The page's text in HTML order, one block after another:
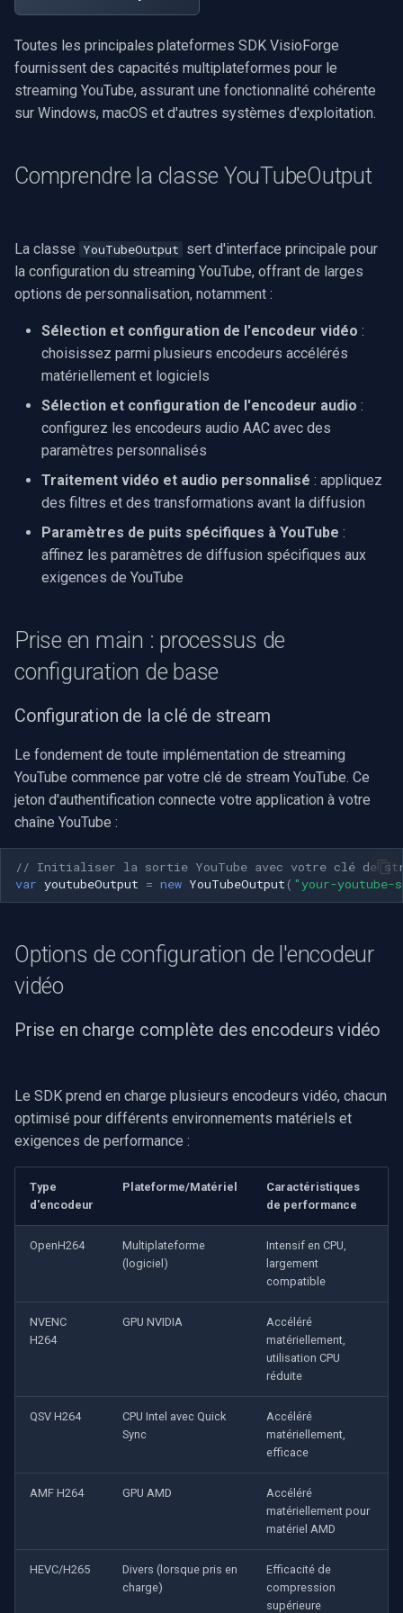
h
e
en charge
Exemple de configuration
de l'encodeur audio
Stratégies d'optimisation
Fonctionnalités spécifiques
Considérations
d'implémentation macOS
Couche de compatibilité
multiplateforme
Bonnes pratiques pour un
streaming optimal
Sélection d'encodeur
sensible au matériel
optimisés pour YouTube
Gestion robuste des erreurs
Exemples d'implémentation
complets
VideoCaptureCoreX/VideoEditCoreX
Implémentation avec le
Media Blocks SDK
Dépannage des problèmes
courants
Problèmes d'initialisation
Échecs de connexion au flux
performances
supplémentaires
audio
Moteurs X
rendu vidéo WinForms
Texte sur une image vidéo
Désinstaller un filtre
VideoView définir une image
personnalisée
Zoom sur une image vidéo
Zoom vidéo plusieurs
moteurs de rendu
Serveur RTSP
Compositeur de vidéo en
direct
ElevenLabs
Decklink
NVIDIA
AMA
OpenCV
AWS
Spécifique à Windows
Spécifique à Linux
Pelco
Swann
GeoVision
Cisco
Grandstream
FLIR / Teledyne
Milesight
Zmodo
Arecont Vision
LG
Linksys
LTS
Q-See
Speco Technologies
EverFocus
ABUS
Basler
Mobotix
Avigilon
LILIN
Zavio
CP Plus
Sanyo
BrickCom
Edimax
Tiandy
Wisenet
Crossbar d'entrée vidéo
Moteur de rendu vidéo
Toutes les principales plateformes SDK VisioForge
fournissent des capacités multiplateformes pour le
streaming YouTube, assurant une fonctionnalité cohérente
sur Windows, macOS et d'autres systèmes d'exploitation.
Comprendre la classe YouTubeOutput
La classe YouTubeOutput sert d'interface principale pour
la configuration du streaming YouTube, offrant de larges
options de personnalisation, notamment :
Sélection et configuration de l'encodeur vidéo :
choisissez parmi plusieurs encodeurs accélérés
matériellement et logiciels
Sélection et configuration de l'encodeur audio :
configurez les encodeurs audio AAC avec des
paramètres personnalisés
Traitement vidéo et audio personnalisé : appliquez
des filtres et des transformations avant la diffusion
Paramètres de puits spécifiques à YouTube :
affinez les paramètres de diffusion spécifiques aux
exigences de YouTube
Prise en main : processus de
configuration de base
Configuration de la clé de stream
Le fondement de toute implémentation de streaming
YouTube commence par votre clé de stream YouTube. Ce
jeton d'authentification connecte votre application à votre
chaîne YouTube :
// Initialiser la sortie YouTube avec votre clé de
var youtubeOutput = new YouTubeOutput ( "your-youtube-
Options de configuration de l'encodeur
vidéo
Prise en charge complète des encodeurs vidéo
Le SDK prend en charge plusieurs encodeurs vidéo, chacun
optimisé pour différents environnements matériels et
exigences de performance :
Type
d'encodeur
Plateforme/Matériel
Caractéristiques
de performance
OpenH264
Multiplateforme
(logiciel)
Intensif en CPU,
largement
compatible
NVENC
H264
GPU NVIDIA
Accéléré
matériellement,
utilisation CPU
réduite
QSV H264
CPU Intel avec Quick
Sync
Accéléré
matériellement,
efficace
AMF H264 GPU AMD
Accéléré
matériellement pour
matériel AMD
HEVC/H265
Divers (lorsque pris en
charge)
Efficacité de
compression
supérieure